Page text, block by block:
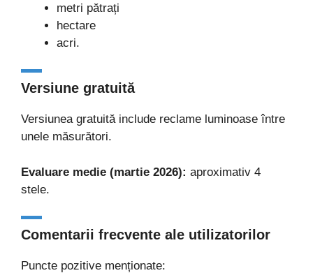
metri pătrați
hectare
acri.
Versiune gratuită
Versiunea gratuită include reclame luminoase între
unele măsurători.
Evaluare medie (martie 2026): aproximativ 4
stele.
Comentarii frecvente ale utilizatorilor
Puncte pozitive menționate: